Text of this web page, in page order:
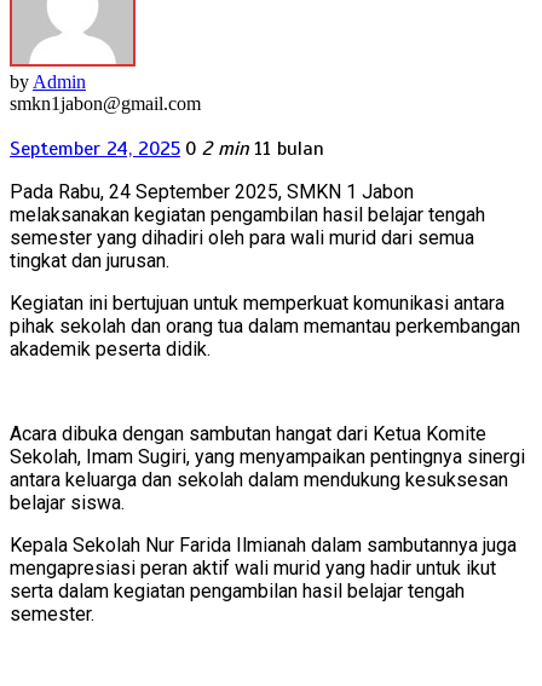
by Admin
smkn1jabon@gmail.com
September 24, 2025 0 2 min 11 bulan
Pada Rabu, 24 September 2025, SMKN 1 Jabon
melaksanakan kegiatan pengambilan hasil belajar tengah
semester yang dihadiri oleh para wali murid dari semua
tingkat dan jurusan.
Kegiatan ini bertujuan untuk memperkuat komunikasi antara
pihak sekolah dan orang tua dalam memantau perkembangan
akademik peserta didik.
Acara dibuka dengan sambutan hangat dari Ketua Komite
Sekolah, Imam Sugiri, yang menyampaikan pentingnya sinergi
antara keluarga dan sekolah dalam mendukung kesuksesan
belajar siswa.
Kepala Sekolah Nur Farida Ilmianah dalam sambutannya juga
mengapresiasi peran aktif wali murid yang hadir untuk ikut
serta dalam kegiatan pengambilan hasil belajar tengah
semester.